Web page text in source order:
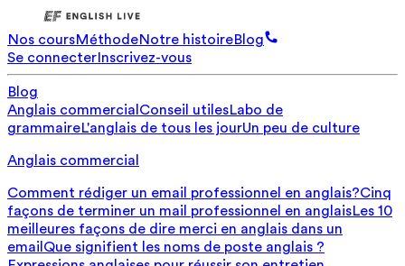
Nos coursMéthodeNotre histoireBlog
Se connecterInscrivez-vous
Blog
Anglais commercial Conseil utilesLabo de
grammaireL'anglais de tous les jourUn peu de culture
Anglais commercial
Comment rédiger un email professionnel en anglais?Cinq
façons de terminer un mail professionnel en anglaisLes 10
meilleures façons de dire merci en anglais dans un
email Que signifient les noms de poste anglais ?